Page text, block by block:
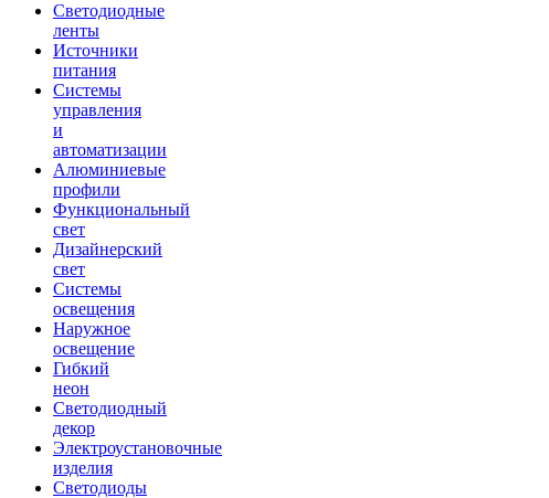
Светодиодные
ленты
Источники
питания
Системы
управления
и
автоматизации
Алюминиевые
профили
Функциональный
свет
Дизайнерский
свет
Системы
освещения
Наружное
освещение
Гибкий
неон
Светодиодный
декор
Электроустановочные
изделия
Светодиоды